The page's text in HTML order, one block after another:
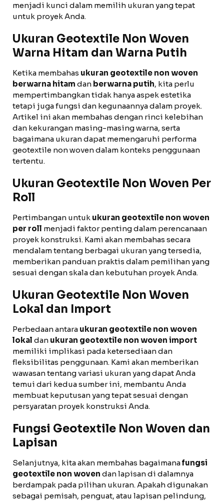
menjadi kunci dalam memilih ukuran yang tepat
untuk proyek Anda.
Ukuran Geotextile Non Woven
Warna Hitam dan Warna Putih
Ketika membahas ukuran geotextile non woven
berwarna hitam dan berwarna putih, kita perlu
mempertimbangkan tidak hanya aspek estetika
tetapi juga fungsi dan kegunaannya dalam proyek.
Artikel ini akan membahas dengan rinci kelebihan
dan kekurangan masing-masing warna, serta
bagaimana ukuran dapat memengaruhi performa
geotextile non woven dalam konteks penggunaan
tertentu.
Ukuran Geotextile Non Woven Per
Roll
Pertimbangan untuk ukuran geotextile non woven
per roll menjadi faktor penting dalam perencanaan
proyek konstruksi. Kami akan membahas secara
mendalam tentang berbagai ukuran yang tersedia,
memberikan panduan praktis dalam pemilihan yang
sesuai dengan skala dan kebutuhan proyek Anda.
Ukuran Geotextile Non Woven
Lokal dan Import
Perbedaan antara ukuran geotextile non woven
lokal dan ukuran geotextile non woven import
memiliki implikasi pada ketersediaan dan
fleksibilitas penggunaan. Kami akan memberikan
wawasan tentang variasi ukuran yang dapat Anda
temui dari kedua sumber ini, membantu Anda
membuat keputusan yang tepat sesuai dengan
persyaratan proyek konstruksi Anda.
Fungsi Geotextile Non Woven dan
Lapisan
Selanjutnya, kita akan membahas bagaimanafungsi
geotextile non woven dan lapisan di dalamnya
berdampak pada pilihan ukuran. Apakah digunakan
sebagai pemisah, penguat, atau lapisan pelindung,